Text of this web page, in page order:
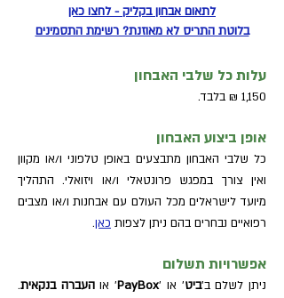
לתאום אבחון בקליק - לחצו כאן
בלוטת התריס לא מאוזנת? רשימת התסמינים
עלות כל שלבי האבחון
1,150 ₪ בלבד.
אופן ביצוע האבחון
כל שלבי האבחון מתבצעים באופן טלפוני ו/או מקוון
ואין צורך במפגש פרונטאלי ו/או ויזואלי. התהליך
מיועד לישראלים מכל העולם עם אבחנות ו/או מצבים
רפואיים נבחרים בהם ניתן לצפות כאן.
אפשרויות תשלום
ניתן לשלם ב'ביט' או '
PayBox
' אוהעברה בנקאית.